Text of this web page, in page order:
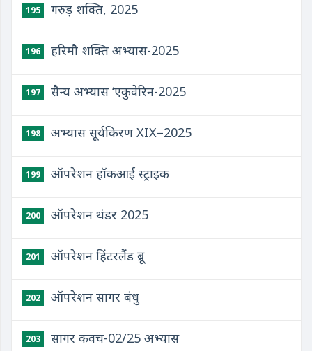
195 गरुड़ शक्ति, 2025
196 हरिमौ शक्ति अभ्यास-2025
197 सैन्य अभ्यास ‘एकुवेरिन-2025
198 अभ्यास सूर्यकिरण XIX–2025
199 ऑपरेशन हॉकआई स्ट्राइक
200 ऑपरेशन थंडर 2025
201 ऑपरेशन हिंटरलैंड ब्रू
202 ऑपरेशन सागर बंधु
203 सागर कवच-02/25 अभ्यास